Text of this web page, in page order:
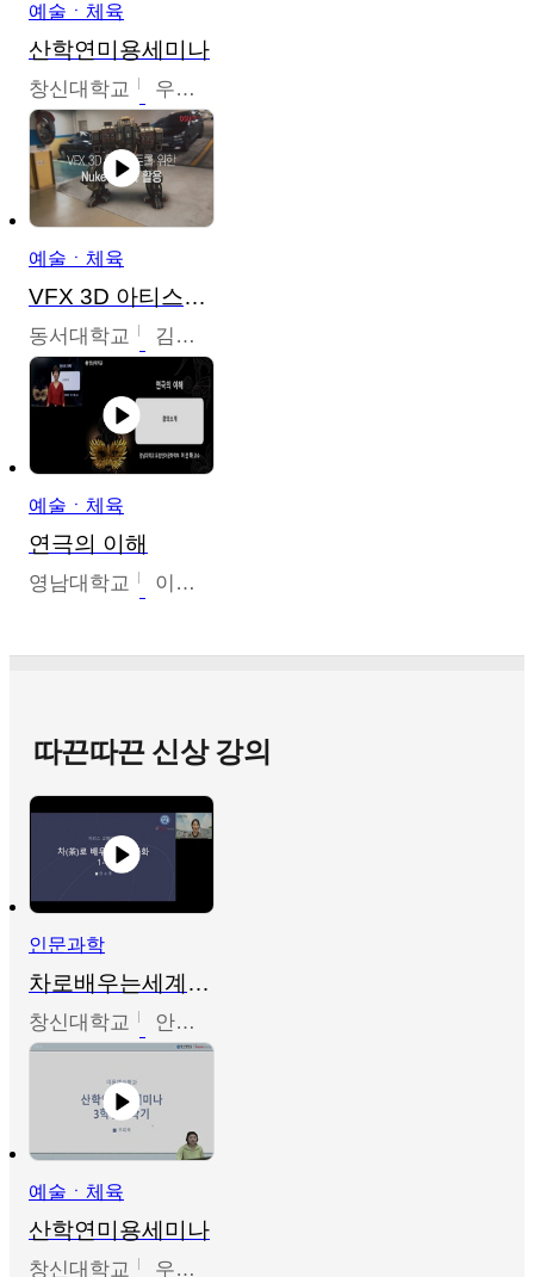
예술ㆍ체육
산학연미용세미나
창신대학교 우미옥,오윤경,박선이
예술ㆍ체육
VFX 3D 아티스트를 위한 Nuke 의 이해와 활용
동서대학교 김시현
예술ㆍ체육
연극의 이해
영남대학교 이선화
따끈따끈 신상 강의
인문과학
차로배우는세계문화
창신대학교 안소영
예술ㆍ체육
산학연미용세미나
창신대학교 우미옥,오윤경,박선이